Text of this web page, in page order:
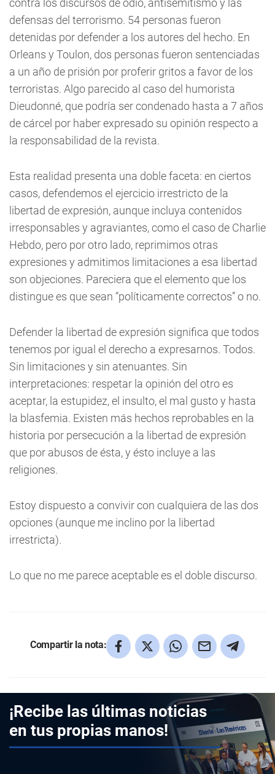
contra los discursos de odio, antisemitismo y las
defensas del terrorismo. 54 personas fueron
detenidas por defender a los autores del hecho. En
Orleans y Toulon, dos personas fueron sentenciadas
a un año de prisión por proferir gritos a favor de los
terroristas. Algo parecido al caso del humorista
Dieudonné, que podría ser condenado hasta a 7 años
de cárcel por haber expresado su opinión respecto a
la responsabilidad de la revista.
Esta realidad presenta una doble faceta: en ciertos
casos, defendemos el ejercicio irrestricto de la
libertad de expresión, aunque incluya contenidos
irresponsables y agraviantes, como el caso de Charlie
Hebdo, pero por otro lado, reprimimos otras
expresiones y admitimos limitaciones a esa libertad
son objeciones. Pareciera que el elemento que los
distingue es que sean “políticamente correctos” o no.
Defender la libertad de expresión significa que todos
tenemos por igual el derecho a expresarnos. Todos.
Sin limitaciones y sin atenuantes. Sin
interpretaciones: respetar la opinión del otro es
aceptar, la estupidez, el insulto, el mal gusto y hasta
la blasfemia. Existen más hechos reprobables en la
historia por persecución a la libertad de expresión
que por abusos de ésta, y ésto incluye a las
religiones.
Estoy dispuesto a convivir con cualquiera de las dos
opciones (aunque me inclino por la libertad
irrestricta).
Lo que no me parece aceptable es el doble discurso.
Compartir la nota:
¡Recibe las últimas noticias
en tus propias manos!